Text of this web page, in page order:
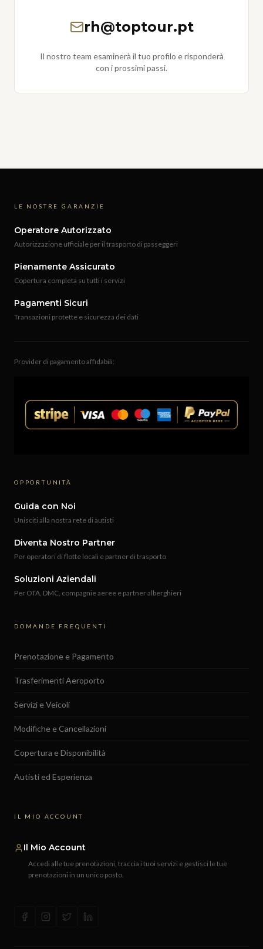
rh@toptour.pt
Il nostro team esaminerà il tuo profilo e risponderà
con i prossimi passi.
LE NOSTRE GARANZIE
Operatore Autorizzato
Autorizzazione ufficiale per il trasporto di passeggeri
Pienamente Assicurato
Copertura completa su tutti i servizi
Pagamenti Sicuri
Transazioni protette e sicurezza dei dati
Provider di pagamento affidabili:
OPPORTUNITÀ
Guida con Noi
Unisciti alla nostra rete di autisti
Diventa Nostro Partner
Per operatori di flotte locali e partner di trasporto
Soluzioni Aziendali
Per OTA, DMC, compagnie aeree e partner alberghieri
DOMANDE FREQUENTI
Prenotazione e Pagamento
Trasferimenti Aeroporto
Servizi e Veicoli
Modifiche e Cancellazioni
Copertura e Disponibilità
Autisti ed Esperienza
IL MIO ACCOUNT
Il Mio Account
Accedi alle tue prenotazioni, traccia i tuoi servizi e gestisci le tue
prenotazioni in un unico posto.